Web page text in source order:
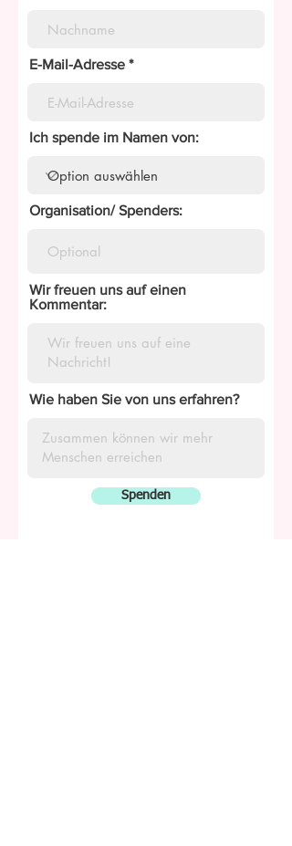
E-Mail-Adresse
Ich spende im Namen von:
Organisation/ Spenders:
Wir freuen uns auf einen
Kommentar:
Wie haben Sie von uns erfahren?
Spenden